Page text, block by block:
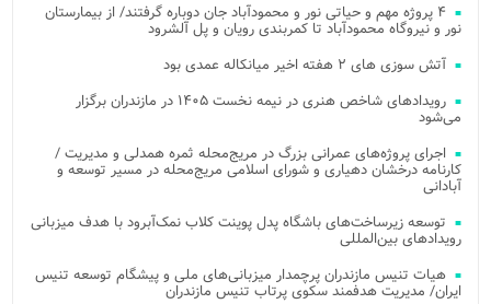
۴ پروژه مهم و حیاتی نور و محمودآباد جان دوباره گرفتند/ از بیمارستان
نور و نیروگاه محمودآباد تا کمربندی رویان و پل آلشرود
آتش‌ سوزی‌ های ۲ هفته اخیر میانکاله عمدی بود
رویدادهای شاخص هنری در نیمه نخست ۱۴۰۵ در مازندران برگزار
می‌شود
اجرای پروژه‌های عمرانی بزرگ در مریج‌محله ثمره همدلی و مدیریت /
کارنامه درخشان دهیاری و شورای اسلامی مریج‌محله در مسیر توسعه و
آبادانی
توسعه زیرساخت‌های باشگاه پدل پوینت کلاب نمک‌آبرود با هدف میزبانی
رویدادهای بین‌المللی
هیات تنیس مازندران پرچمدار میزبانی‌های ملی و پیشگام توسعه تنیس
ایران/ مدیریت هدفمند سکوی پرتاب تنیس مازندران